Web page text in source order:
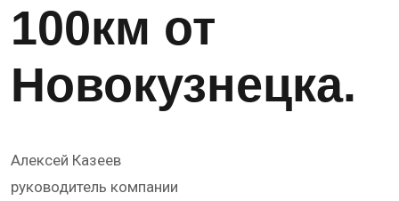
100км от
Новокузнецка.
Алексей Казеев
руководитель компании